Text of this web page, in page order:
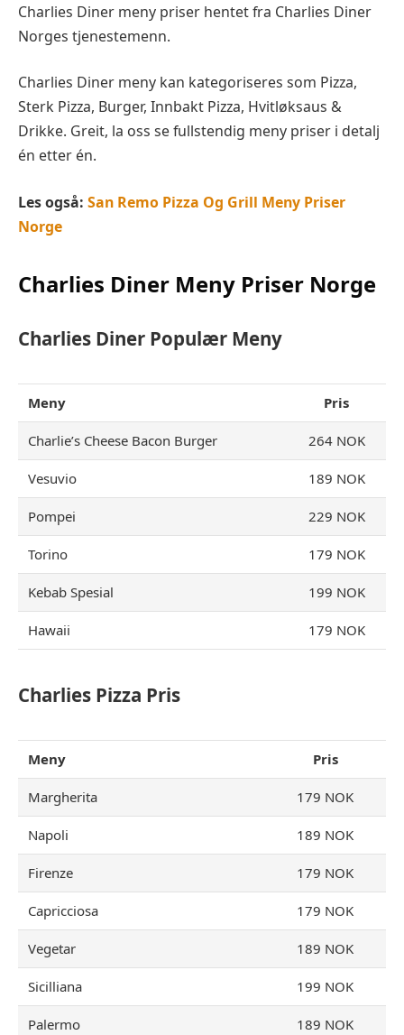
Charlies Diner meny priser hentet fra Charlies Diner
Norges tjenestemenn.
Charlies Diner meny kan kategoriseres som Pizza,
Sterk Pizza, Burger, Innbakt Pizza, Hvitløksaus &
Drikke. Greit, la oss se fullstendig meny priser i detalj
én etter én.
Les også: San Remo Pizza Og Grill Meny Priser
Norge
Charlies Diner Meny Priser Norge
Charlies Diner Populær Meny
Meny Pris
Charlie’s Cheese Bacon Burger 264 NOK
Vesuvio 189 NOK
Pompei 229 NOK
Torino 179 NOK
Kebab Spesial 199 NOK
Hawaii 179 NOK
Charlies Pizza Pris
Meny Pris
Margherita 179 NOK
Napoli 189 NOK
Firenze 179 NOK
Capricciosa 179 NOK
Vegetar 189 NOK
Sicilliana 199 NOK
Palermo 189 NOK